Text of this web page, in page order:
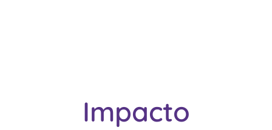
Impacto